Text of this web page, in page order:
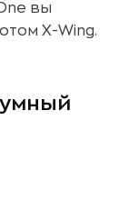
вы
X-Wing.